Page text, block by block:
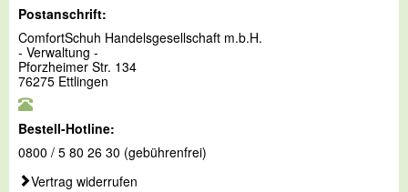
Postanschrift:
ComfortSchuh Handelsgesellschaft m.b.H.
- Verwaltung -
Pforzheimer Str. 134
76275 Ettlingen
Bestell-Hotline:
0800 / 5 80 26 30 (gebührenfrei)
Vertrag widerrufen